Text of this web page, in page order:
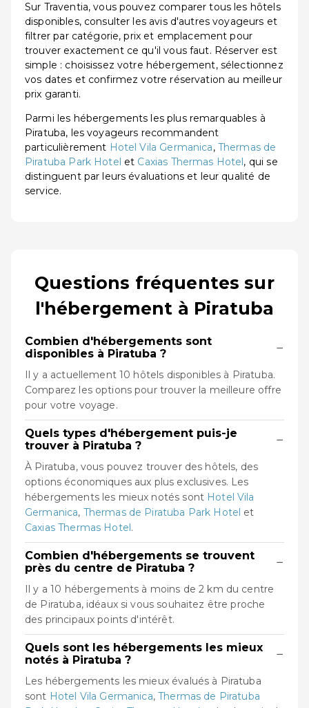
Sur Traventia, vous pouvez comparer tous les hôtels
disponibles, consulter les avis d'autres voyageurs et
filtrer par catégorie, prix et emplacement pour
trouver exactement ce qu'il vous faut. Réserver est
simple : choisissez votre hébergement, sélectionnez
vos dates et confirmez votre réservation au meilleur
prix garanti.
Parmi les hébergements les plus remarquables à
Piratuba, les voyageurs recommandent
particulièrement Hotel Vila Germanica, Thermas de
Piratuba Park Hotel et Caxias Thermas Hotel, qui se
distinguent par leurs évaluations et leur qualité de
service.
Questions fréquentes sur
l'hébergement à Piratuba
Combien d'hébergements sont
disponibles à Piratuba ?
−
Il y a actuellement 10 hôtels disponibles à Piratuba.
Comparez les options pour trouver la meilleure offre
pour votre voyage.
Quels types d'hébergement puis-je
trouver à Piratuba ?
−
À Piratuba, vous pouvez trouver des hôtels, des
options économiques aux plus exclusives. Les
hébergements les mieux notés sont Hotel Vila
Germanica, Thermas de Piratuba Park Hotel et
Caxias Thermas Hotel.
Combien d'hébergements se trouvent
près du centre de Piratuba ?
−
Il y a 10 hébergements à moins de 2 km du centre
de Piratuba, idéaux si vous souhaitez être proche
des principaux points d'intérêt.
Quels sont les hébergements les mieux
notés à Piratuba ?
−
Les hébergements les mieux évalués à Piratuba
sont Hotel Vila Germanica,Thermas de Piratuba